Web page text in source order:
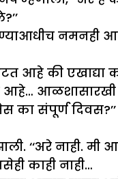
नमनही
आहे की एखाद्या
आहे… आळशासारखी
का संपूर्ण
‘‘अरे नाही.
काही नाही…